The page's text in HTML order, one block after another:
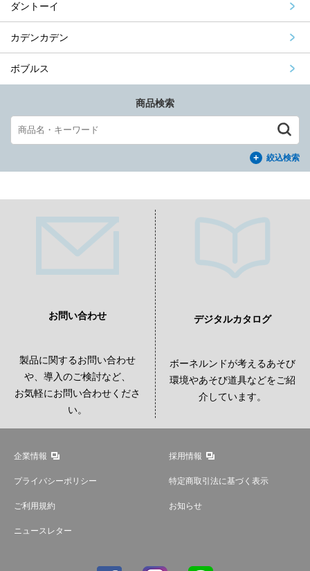
ダントーイ
カデンカデン
ボブルス
商品検索
絞込検索
お問い合わせ
製品に関するお問い合わせ
や、導入のご検討など、
お気軽にお問い合わせくださ
い。
デジタルカタログ
ボーネルンドが考えるあそび
環境やあそび道具などをご紹
介しています。
企業情報 採用情報
プライバシーポリシー 特定商取引法に基づく表示
ご利用規約 お知らせ
ニュースレター